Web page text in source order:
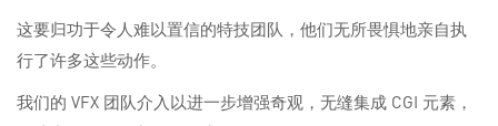
这要归功于令人难以置信的特技团队，他们无所畏惧地亲自执
行了许多这些动作。
我们的 VFX 团队介入以进一步增强奇观，无缝集成 CGI 元素，